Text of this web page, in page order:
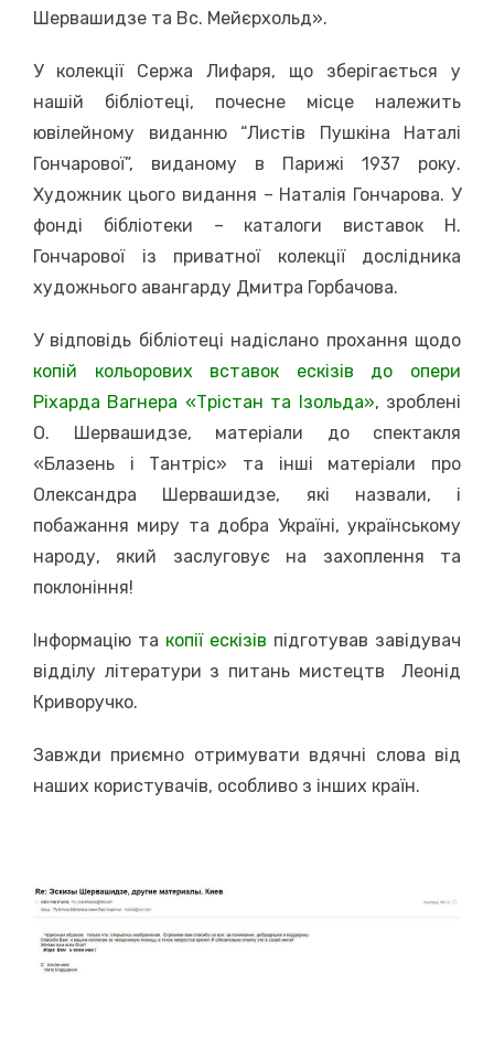
Шервашидзе та Вс. Мейєрхольд».
У колекції Сержа Лифаря, що зберігається у
нашій бібліотеці, почесне місце належить
ювілейному виданню “Листів Пушкіна Наталі
Гончарової”, виданому в Парижі 1937 року.
Художник цього видання – Наталія Гончарова. У
фонді бібліотеки – каталоги виставок Н.
Гончарової із приватної колекції дослідника
художнього авангарду Дмитра Горбачова.
У відповідь бібліотеці надіслано прохання щодо
копій кольорових вставок ескізів до опери
Ріхарда Вагнера «Трістан та Ізольда», зроблені
О. Шервашидзе, матеріали до спектакля
«Блазень і Тантріс» та інші матеріали про
Олександра Шервашидзе, які назвали, і
побажання миру та добра Україні, українському
народу, який заслуговує на захоплення та
поклоніння!
Інформацію та копії ескізів підготував завідувач
відділу літератури з питань мистецтв Леонід
Криворучко.
Завжди приємно отримувати вдячні слова від
наших користувачів, особливо з інших країн.